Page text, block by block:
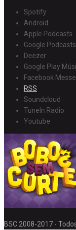
Spotify
Android
Apple Podcasts
Google Podcasts
Deezer
Google Play
Facebook
RSS
Soundcloud
TuneIn Radio
Youtube
BSC 2008-2017 -